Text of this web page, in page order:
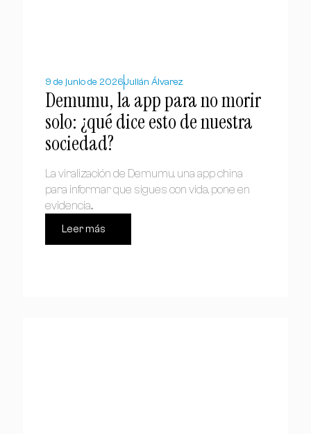
9 de junio de 2026Julián Álvarez
Demumu, la app para no morir
solo: ¿qué dice esto de nuestra
sociedad?
La viralización de Demumu, una app china
para informar que sigues con vida, pone en
evidencia...
Leer más